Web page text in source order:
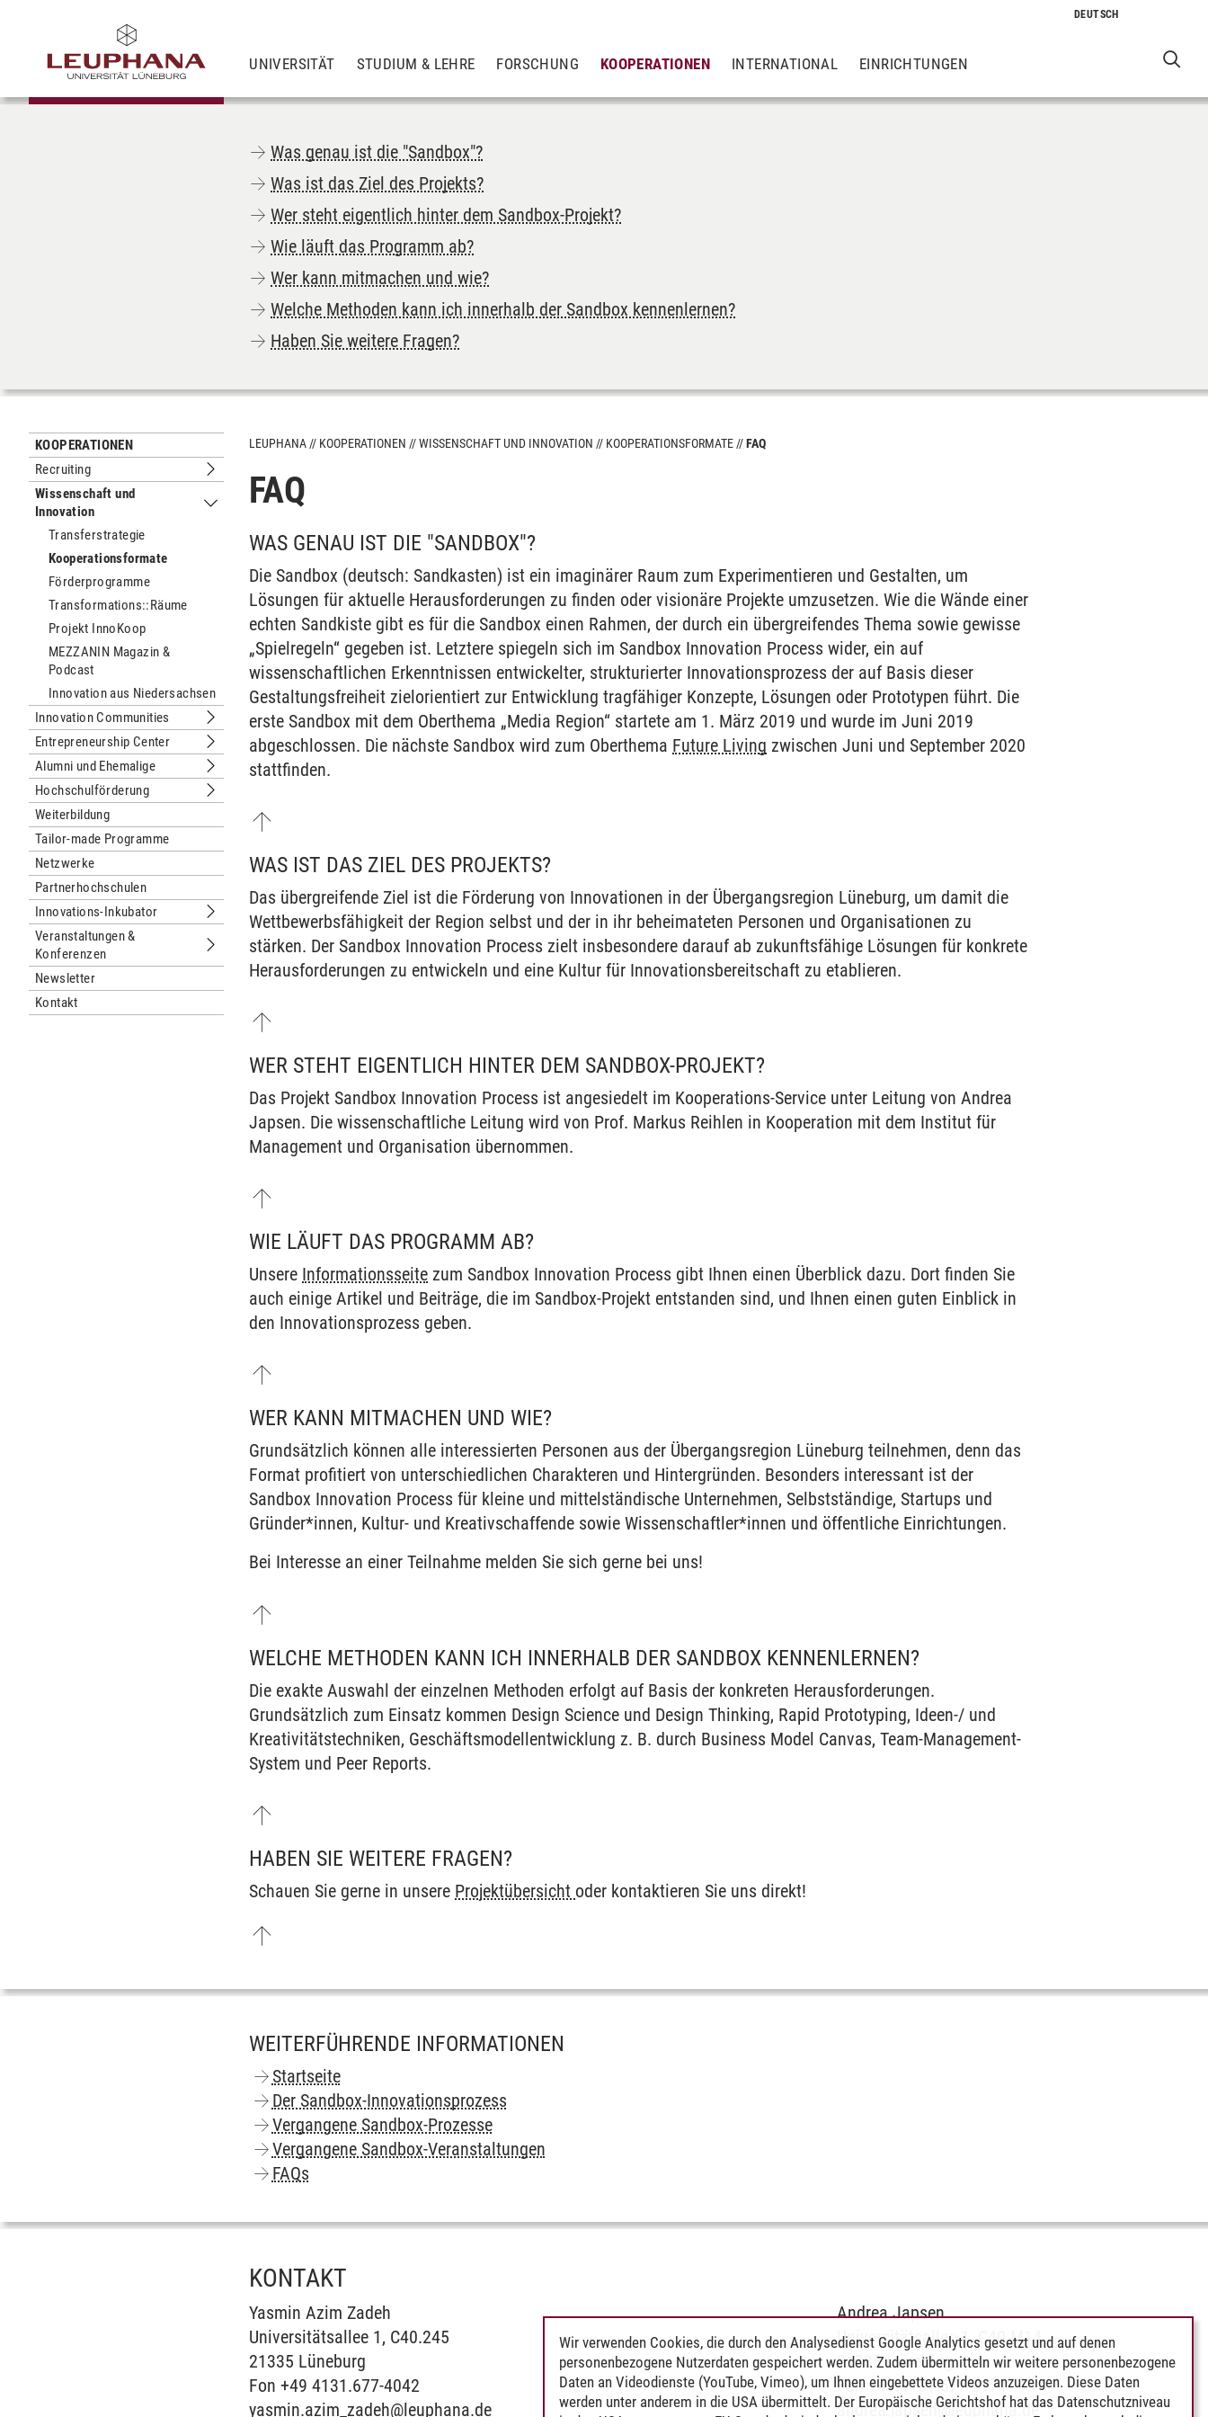
UNIVERSITÄT STUDIUM & LEHRE FORSCHUNG KOOPERATIONEN INTERNATIONAL EINRICHTUNGEN
Was genau ist die "Sandbox"?
Was ist das Ziel des Projekts?
Wer steht eigentlich hinter dem Sandbox-Projekt?
Wie läuft das Programm ab?
Wer kann mitmachen und wie?
Welche Methoden kann ich innerhalb der Sandbox kennenlernen?
Haben Sie weitere Fragen?
KOOPERATIONEN
Recruiting
Untermenu Recruiting
Wissenschaft und
Innovation
Untermenu Wissenschaft und Innovation
Transferstrategie
Kooperationsformate
Förderprogramme
Transformations::Räume
Projekt InnoKoop
MEZZANIN Magazin &
Podcast
Innovation aus Niedersachsen
Innovation Communities
Untermenu Innovation Communities
Entrepreneurship Center
Untermenu Entrepreneurship Center
Alumni und Ehemalige
Untermenu Alumni und Ehemalige
Hochschulförderung
Untermenu Hochschulförderung
Weiterbildung
Tailor-made Programme
Netzwerke
Partnerhochschulen
Innovations-Inkubator
Untermenu Innovations-Inkubator
Veranstaltungen &
Konferenzen
Untermenu Veranstaltungen & Konferenzen
Newsletter
Kontakt
LEUPHANA KOOPERATIONEN WISSENSCHAFT UND INNOVATION KOOPERATIONSFORMATE FAQ
FAQ
WAS GENAU IST DIE "SANDBOX"?
Die Sandbox (deutsch: Sandkasten) ist ein imaginärer Raum zum Experimentieren und Gestalten, um
Lösungen für aktuelle Herausforderungen zu finden oder visionäre Projekte umzusetzen. Wie die Wände einer
echten Sandkiste gibt es für die Sandbox einen Rahmen, der durch ein übergreifendes Thema sowie gewisse
„Spielregeln“ gegeben ist. Letztere spiegeln sich im Sandbox Innovation Process wider, ein auf
wissenschaftlichen Erkenntnissen entwickelter, strukturierter Innovationsprozess der auf Basis dieser
Gestaltungsfreiheit zielorientiert zur Entwicklung tragfähiger Konzepte, Lösungen oder Prototypen führt. Die
erste Sandbox mit dem Oberthema „Media Region“ startete am 1. März 2019 und wurde im Juni 2019
abgeschlossen. Die nächste Sandbox wird zum Oberthema Future Living zwischen Juni und September 2020
stattfinden.
WAS IST DAS ZIEL DES PROJEKTS?
Das übergreifende Ziel ist die Förderung von Innovationen in der Übergangsregion Lüneburg, um damit die
Wettbewerbsfähigkeit der Region selbst und der in ihr beheimateten Personen und Organisationen zu
stärken. Der Sandbox Innovation Process zielt insbesondere darauf ab zukunftsfähige Lösungen für konkrete
Herausforderungen zu entwickeln und eine Kultur für Innovationsbereitschaft zu etablieren.
WER STEHT EIGENTLICH HINTER DEM SANDBOX-PROJEKT?
Das Projekt Sandbox Innovation Process ist angesiedelt im Kooperations-Service unter Leitung von Andrea
Japsen. Die wissenschaftliche Leitung wird von Prof. Markus Reihlen in Kooperation mit dem Institut für
Management und Organisation übernommen.
WIE LÄUFT DAS PROGRAMM AB?
Unsere Informationsseite zum Sandbox Innovation Process gibt Ihnen einen Überblick dazu. Dort finden Sie
auch einige Artikel und Beiträge, die im Sandbox-Projekt entstanden sind, und Ihnen einen guten Einblick in
den Innovationsprozess geben.
WER KANN MITMACHEN UND WIE?
Grundsätzlich können alle interessierten Personen aus der Übergangsregion Lüneburg teilnehmen, denn das
Format profitiert von unterschiedlichen Charakteren und Hintergründen. Besonders interessant ist der
Sandbox Innovation Process für kleine und mittelständische Unternehmen, Selbstständige, Startups und
Gründer*innen, Kultur- und Kreativschaffende sowie Wissenschaftler*innen und öffentliche Einrichtungen.
Bei Interesse an einer Teilnahme melden Sie sich gerne bei uns!
WELCHE METHODEN KANN ICH INNERHALB DER SANDBOX KENNENLERNEN?
Die exakte Auswahl der einzelnen Methoden erfolgt auf Basis der konkreten Herausforderungen.
Grundsätzlich zum Einsatz kommen Design Science und Design Thinking, Rapid Prototyping, Ideen-/ und
Kreativitätstechniken, Geschäftsmodellentwicklung z. B. durch Business Model Canvas, Team-Management-
System und Peer Reports.
HABEN SIE WEITERE FRAGEN?
Schauen Sie gerne in unsere Projektübersicht oder kontaktieren Sie uns direkt!
WEITERFÜHRENDE INFORMATIONEN
Startseite
Der Sandbox-Innovationsprozess
Vergangene Sandbox-Prozesse
Vergangene Sandbox-Veranstaltungen
FAQs
KONTAKT
Yasmin Azim Zadeh
Universitätsallee 1, C40.245
21335 Lüneburg
Fon +49 4131.677-4042
yasmin.azim_zadeh@leuphana.de
Andrea Japsen
Universitätsallee 1, C40.M14
21335 Lüneburg
Fon +49.4131.677-2971
andrea.japsen@leuphana.de
Wir verwenden Cookies, die durch den Analysedienst Google Analytics gesetzt und auf denen
personenbezogene Nutzerdaten gespeichert werden. Zudem übermitteln wir weitere personenbezogene
Daten an Videodienste (YouTube, Vimeo), um Ihnen eingebettete Videos anzuzeigen. Diese Daten
werden unter anderem in die USA übermittelt. Der Europäische Gerichtshof hat das Datenschutzniveau